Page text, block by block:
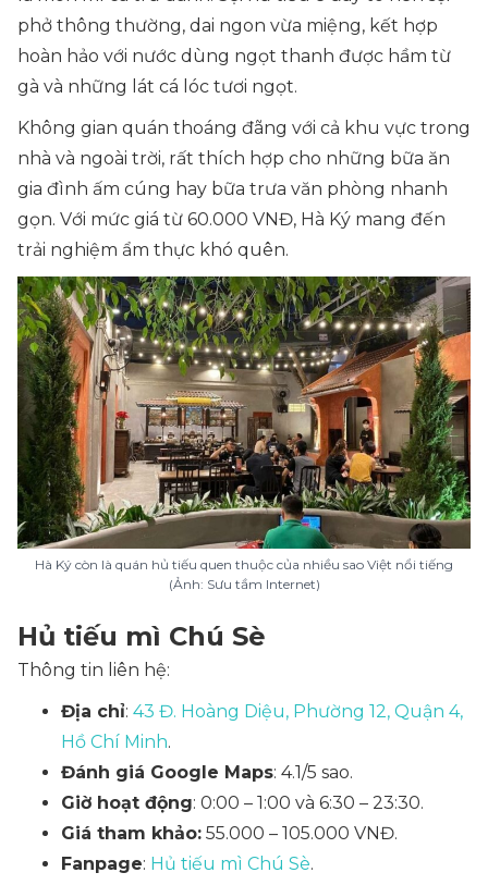
phở thông thường, dai ngon vừa miệng, kết hợp
hoàn hảo với nước dùng ngọt thanh được hầm từ
gà và những lát cá lóc tươi ngọt.
Không gian quán thoáng đãng với cả khu vực trong
nhà và ngoài trời, rất thích hợp cho những bữa ăn
gia đình ấm cúng hay bữa trưa văn phòng nhanh
gọn. Với mức giá từ 60.000 VNĐ, Hà Ký mang đến
trải nghiệm ẩm thực khó quên.
Hà Ký còn là quán hủ tiếu quen thuộc của nhiều sao Việt nổi tiếng
(Ảnh: Sưu tầm Internet)
Hủ tiếu mì Chú Sè
Thông tin liên hệ:
Địa chỉ: 43 Đ. Hoàng Diệu, Phường 12, Quận 4,
Hồ Chí Minh.
Đánh giá Google Maps: 4.1/5 sao.
Giờ hoạt động: 0:00 – 1:00 và 6:30 – 23:30.
Giá tham khảo: 55.000 – 105.000 VNĐ.
Fanpage: Hủ tiếu mì Chú Sè.